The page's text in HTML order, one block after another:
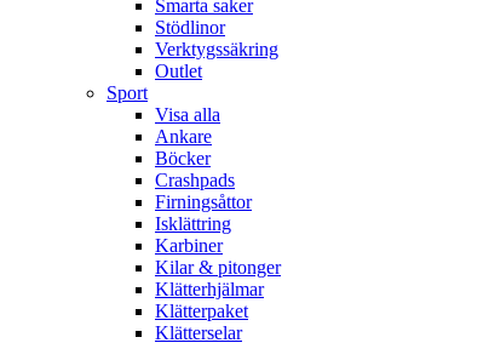
Smarta saker
Stödlinor
Verktygssäkring
Outlet
Sport
Visa alla
Ankare
Böcker
Crashpads
Firningsåttor
Isklättring
Karbiner
Kilar & pitonger
Klätterhjälmar
Klätterpaket
Klätterselar